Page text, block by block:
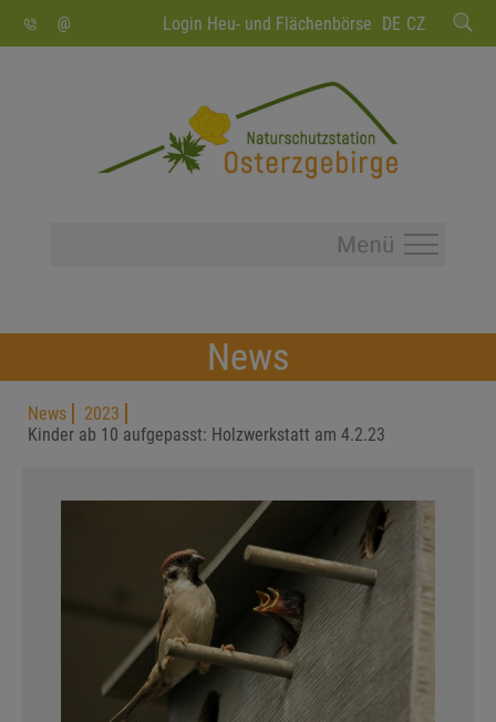
Login Heu- und Flächenbörse DE CZ
News
News
2023
Kinder ab 10 aufgepasst: Holzwerkstatt am 4.2.23